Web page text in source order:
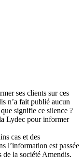
ses clients sur ces
n’a fait publié aucun
signifie ce silence ?
Lydec pour informer
cas et des
l’information est passée
de la société Amendis.